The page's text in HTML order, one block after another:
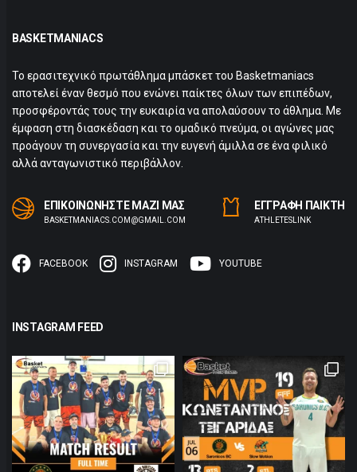
BASKETMANIACS
Το ερασιτεχνικό πρωτάθλημα μπάσκετ του Basketmaniacs
αποτελεί έναν θεσμό που ενώνει παίκτες όλων των επιπέδων,
προσφέροντάς τους την ευκαιρία να απολαύσουν το άθλημα. Με
έμφαση στη διασκέδαση και το ομαδικό πνεύμα, οι αγώνες μας
προάγουν τη συνεργασία και την ευγενή άμιλλα σε ένα φιλικό
αλλά ανταγωνιστικό περιβάλλον.
ΕΠΙΚΟΙΝΩΝΗΣΤΕ ΜΑΖΙ ΜΑΣ
BASKETMANIACS.COM@GMAIL.COM
ΕΓΓΡΑΦΗ ΠΑΙΚΤΗ
ΑTHLETESLINK
FACEBOOK INSTAGRAM YOUTUBE
INSTAGRAM FEED